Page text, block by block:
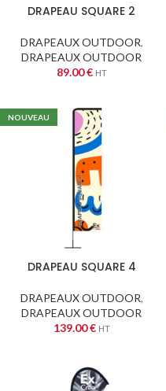
DRAPEAU SQUARE 2
DRAPEAUX OUTDOOR,
DRAPEAUX OUTDOOR
89.00€ HT
NOUVEAU
DRAPEAU SQUARE 4
DRAPEAUX OUTDOOR,
DRAPEAUX OUTDOOR
139.00€ HT